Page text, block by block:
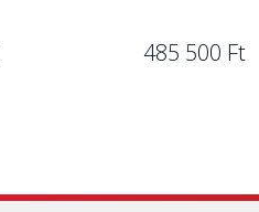
485 500 Ft